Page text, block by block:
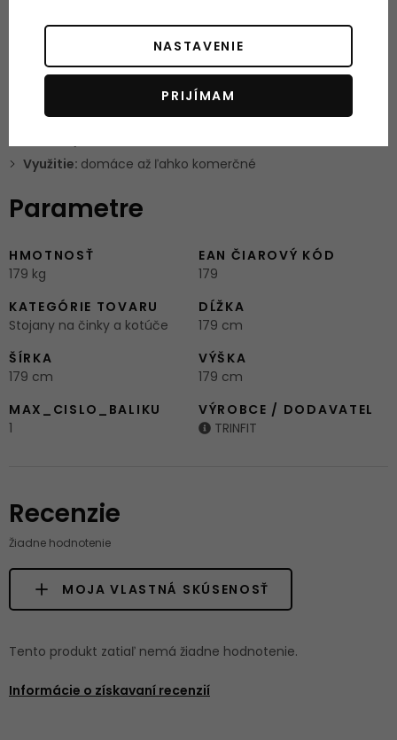
Rozmery:(d x š x v): 21,5 cm x 10 cm x 5 cm
Využitie: domáce až ľahko komerčné
Parametre
HMOTNOSŤ
179 kg
EAN ČIAROVÝ KÓD
179
KATEGÓRIE TOVARU
Stojany na činky a kotúče
DĹŽKA
179 cm
ŠÍRKA
179 cm
VÝŠKA
179 cm
MAX_CISLO_BALIKU
1
VÝROBCE / DODAVATEL
TRINFIT
Recenzie
Žiadne hodnotenie
MOJA VLASTNÁ SKÚSENOSŤ
Tento produkt zatiaľ nemá žiadne hodnotenie.
Informácie o získavaní recenzií
NASTAVENIE
PRIJÍMAM